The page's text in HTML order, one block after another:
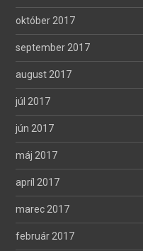
október 2017
september 2017
august 2017
júl 2017
jún 2017
máj 2017
apríl 2017
marec 2017
február 2017